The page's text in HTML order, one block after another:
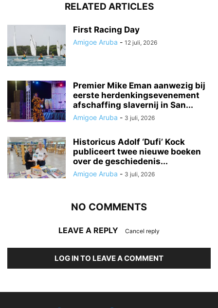
RELATED ARTICLES
First Racing Day
Amigoe Aruba - 12 juli, 2026
Premier Mike Eman aanwezig bij
eerste herdenkingsevenement
afschaffing slavernij in San...
Amigoe Aruba - 3 juli, 2026
Historicus Adolf ‘Dufi’ Kock
publiceert twee nieuwe boeken
over de geschiedenis...
Amigoe Aruba - 3 juli, 2026
NO COMMENTS
LEAVE A REPLY Cancel reply
LOG IN TO LEAVE A COMMENT